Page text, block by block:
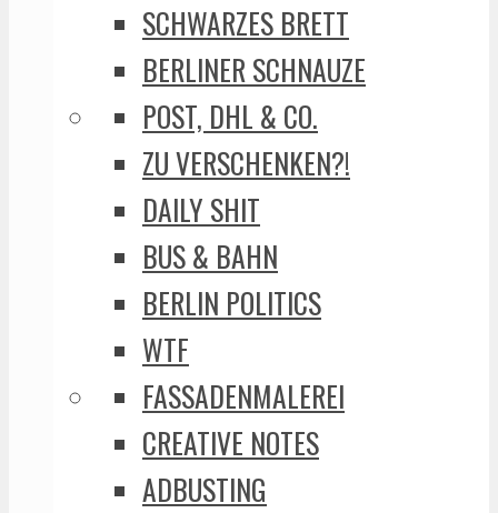
SCHWARZES BRETT
BERLINER SCHNAUZE
POST, DHL & CO.
ZU VERSCHENKEN?!
DAILY SHIT
BUS & BAHN
BERLIN POLITICS
WTF
FASSADENMALEREI
CREATIVE NOTES
ADBUSTING